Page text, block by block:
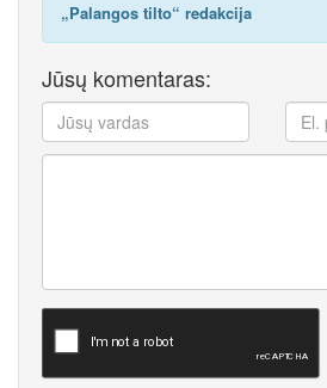
„Palangos tilto“ redakcija
Jūsų komentaras: